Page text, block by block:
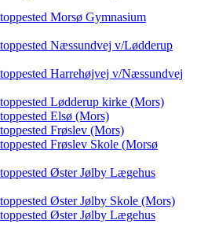
Morsø Gymnasium
Næssundvej v/Lødderup
Harrehøjvej v/Næssundvej
Lødderup kirke (Mors)
Elsø (Mors)
Frøslev (Mors)
Frøslev Skole (Morsø
Øster Jølby Lægehus
Øster Jølby Skole (Mors)
Øster Jølby Lægehus